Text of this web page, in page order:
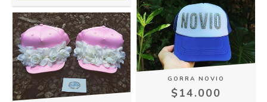
GORRA NOVIO
$14.000